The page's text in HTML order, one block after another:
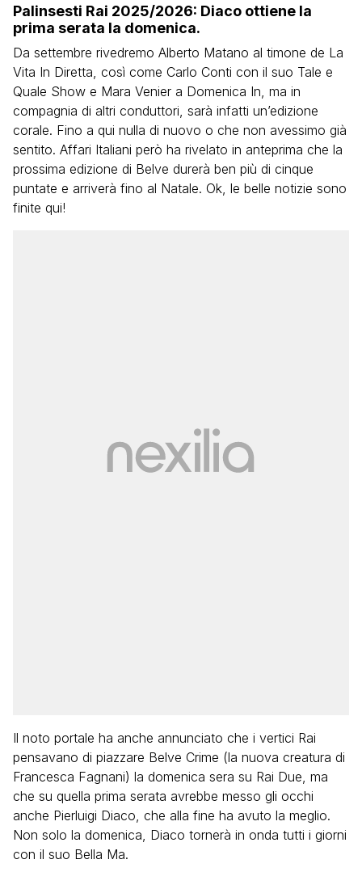
Palinsesti Rai 2025/2026: Diaco ottiene la
prima serata la domenica.
Da settembre rivedremo Alberto Matano al timone de La
Vita In Diretta, così come Carlo Conti con il suo Tale e
Quale Show e Mara Venier a Domenica In, ma in
compagnia di altri conduttori, sarà infatti un’edizione
corale. Fino a qui nulla di nuovo o che non avessimo già
sentito. Affari Italiani però ha rivelato in anteprima che la
prossima edizione di Belve durerà ben più di cinque
puntate e arriverà fino al Natale. Ok, le belle notizie sono
finite qui!
Il noto portale ha anche annunciato che i vertici Rai
pensavano di piazzare Belve Crime (la nuova creatura di
Francesca Fagnani) la domenica sera su Rai Due, ma
che su quella prima serata avrebbe messo gli occhi
anche Pierluigi Diaco, che alla fine ha avuto la meglio.
Non solo la domenica, Diaco tornerà in onda tutti i giorni
con il suo Bella Ma.